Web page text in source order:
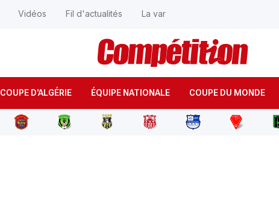
COUPE D'ALGÉRIE ÉQUIPE NATIONALE COUPE DU MONDE
Vidéos Fil d'actualités La var